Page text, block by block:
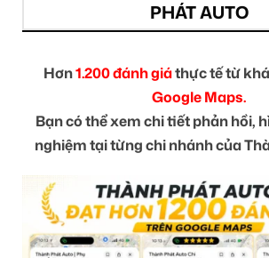
PHÁT AUTO
Hơn1.200 đánh giáthực tế từ
Google Maps.
Bạn có thể xem chi tiết phản hồi,
nghiệm tại từng chi nhánh của